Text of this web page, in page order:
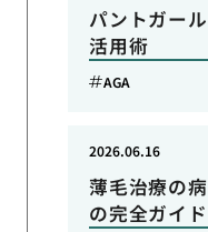
パントガー
活用術
AGA
薄毛治療の
の完全ガイド
2026.06.16